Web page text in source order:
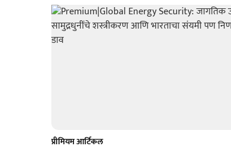
प्रीमियम आर्टिकल